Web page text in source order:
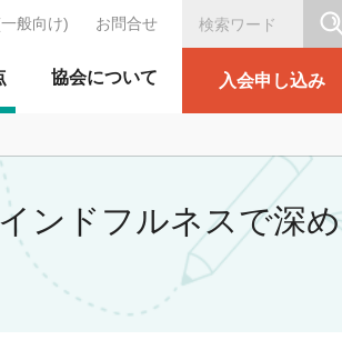
テーション協会
協会について 入会申し込み
般向け) お問合せ
ンドフルネスで深め